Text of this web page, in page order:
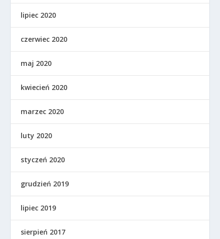
lipiec 2020
czerwiec 2020
maj 2020
kwiecień 2020
marzec 2020
luty 2020
styczeń 2020
grudzień 2019
lipiec 2019
sierpień 2017